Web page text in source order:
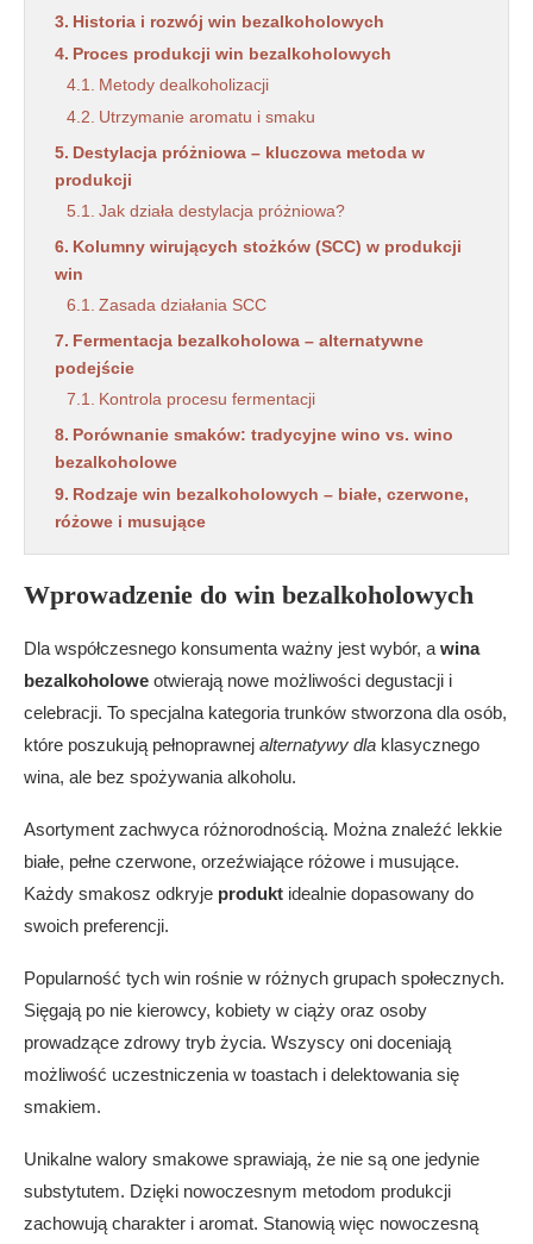
Historia i rozwój win bezalkoholowych
Proces produkcji win bezalkoholowych
Metody dealkoholizacji
Utrzymanie aromatu i smaku
Destylacja próżniowa – kluczowa metoda w
produkcji
Jak działa destylacja próżniowa?
Kolumny wirujących stożków (SCC) w produkcji
win
Zasada działania SCC
Fermentacja bezalkoholowa – alternatywne
podejście
Kontrola procesu fermentacji
Porównanie smaków: tradycyjne wino vs. wino
bezalkoholowe
Rodzaje win bezalkoholowych – białe, czerwone,
różowe i musujące
Wina wytrawne i półwytrawne
Wino musujące 0% – świętowanie bez
procentów
Szampan i prosecco bezalkoholowe
Zdrowotne aspekty win bezalkoholowych
Korzystny skład oraz właściwości
antyoksydacyjne
Wino bezalkoholowe a zdrowy styl życia
Dania kuchni śródziemnomorskiej
Desery i lekkie przekąski
Zalety wyboru wina bezalkoholowego
Jak powstaje wino bezalkoholowe – od
Gdzie kupić najlepsze wino 0 procent?
Innowacje w produkcji win bezalkoholowych
Czym dokładnie jest wino bezalkoholowe?
Jak powstaje dobre wino 0%?
Czy bezalkoholowe wino ma mniej kalorii?
Wprowadzenie do win bezalkoholowych
Dla współczesnego konsumenta ważny jest wybór, a wina
bezalkoholowe otwierają nowe możliwości degustacji i
celebracji. To specjalna kategoria trunków stworzona dla osób,
które poszukują pełnoprawnej alternatywy dla klasycznego
wina, ale bez spożywania alkoholu.
Asortyment zachwyca różnorodnością. Można znaleźć lekkie
białe, pełne czerwone, orzeźwiające różowe i musujące.
Każdy smakosz odkryje produkt idealnie dopasowany do
swoich preferencji.
Popularność tych win rośnie w różnych grupach społecznych.
Sięgają po nie kierowcy, kobiety w ciąży oraz osoby
prowadzące zdrowy tryb życia. Wszyscy oni doceniają
możliwość uczestniczenia w toastach i delektowania się
smakiem.
Unikalne walory smakowe sprawiają, że nie są one jedynie
substytutem. Dzięki nowoczesnym metodom produkcji
zachowują charakter i aromat. Stanowią więc nowoczesną